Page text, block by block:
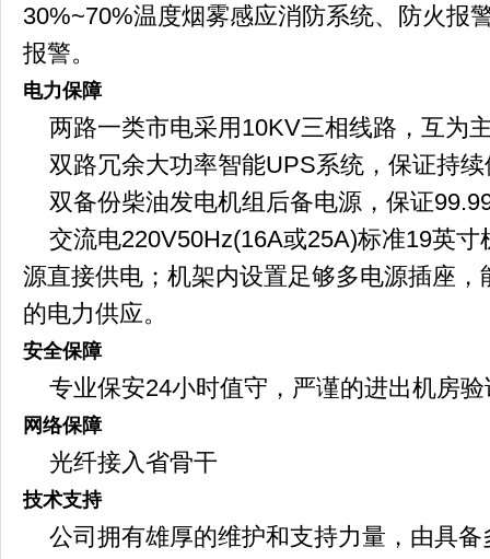
30%~70%温度烟雾感应消防系统、防火报
报警。
电力保障
两路一类市电采用10KV三相线路，互为
双路冗余大功率智能UPS系统，保证持续
双备份柴油发电机组后备电源，保证
交流电220V50Hz(16A或25A)标准19英寸
源直接供电；机架内设置足够多电源插座
的电力供应。
安全保障
专业保安24小时值守，严谨的进出机房验
网络保障
光纤接入省骨干
技术支持
公司拥有雄厚的维护和支持力量，由具备